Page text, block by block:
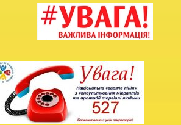
Благодійна допомога
Додаткова інформація
(вихованців)
НМТ 2025